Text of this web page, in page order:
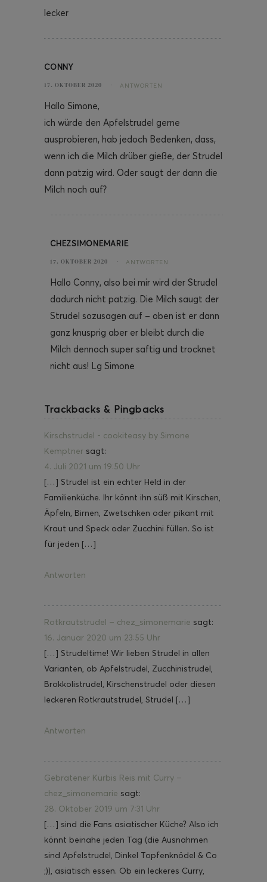
lecker
CONNY
17. OKTOBER 2020 ANTWORTEN
Hallo Simone,
ich würde den Apfelstrudel gerne
ausprobieren, hab jedoch Bedenken, dass,
wenn ich die Milch drüber gieße, der Strudel
dann patzig wird. Oder saugt der dann die
Milch noch auf?
CHEZSIMONEMARIE
17. OKTOBER 2020 ANTWORTEN
Hallo Conny, also bei mir wird der Strudel
dadurch nicht patzig. Die Milch saugt der
Strudel sozusagen auf – oben ist er dann
ganz knusprig aber er bleibt durch die
Milch dennoch super saftig und trocknet
nicht aus! Lg Simone
Trackbacks & Pingbacks
Kirschstrudel - cookiteasy by Simone
Kemptner sagt:
4. Juli 2021 um 19:50 Uhr
[…] Strudel ist ein echter Held in der
Familienküche. Ihr könnt ihn süß mit Kirschen,
Äpfeln, Birnen, Zwetschken oder pikant mit
Kraut und Speck oder Zucchini füllen. So ist
für jeden […]
Antworten
Rotkrautstrudel – chez_simonemarie sagt:
16. Januar 2020 um 23:55 Uhr
[…] Strudeltime! Wir lieben Strudel in allen
Varianten, ob Apfelstrudel, Zucchinistrudel,
Brokkolistrudel, Kirschenstrudel oder diesen
leckeren Rotkrautstrudel, Strudel […]
Antworten
Gebratener Kürbis Reis mit Curry –
chez_simonemarie sagt:
28. Oktober 2019 um 7:31 Uhr
[…] sind die Fans asiatischer Küche? Also ich
könnt beinahe jeden Tag (die Ausnahmen
sind Apfelstrudel, Dinkel Topfenknödel & Co
;)), asiatisch essen. Ob ein leckeres Curry,